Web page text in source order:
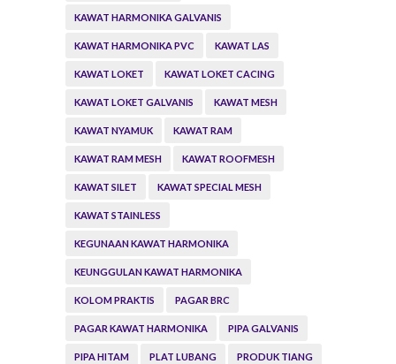
KAWAT HARMONIKA GALVANIS
KAWAT HARMONIKA PVC KAWAT LAS
KAWAT LOKET KAWAT LOKET CACING
KAWAT LOKET GALVANIS KAWAT MESH
KAWAT NYAMUK KAWAT RAM
KAWAT RAM MESH KAWAT ROOFMESH
KAWAT SILET KAWAT SPECIAL MESH
KAWAT STAINLESS
KEGUNAAN KAWAT HARMONIKA
KEUNGGULAN KAWAT HARMONIKA
KOLOM PRAKTIS PAGAR BRC
PAGAR KAWAT HARMONIKA PIPA GALVANIS
PIPA HITAM PLAT LUBANG PRODUK TIANG